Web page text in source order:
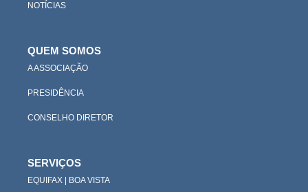
NOTÍCIAS
QUEM SOMOS
A ASSOCIAÇÃO
PRESIDÊNCIA
CONSELHO DIRETOR
SERVIÇOS
EQUIFAX | BOA VISTA